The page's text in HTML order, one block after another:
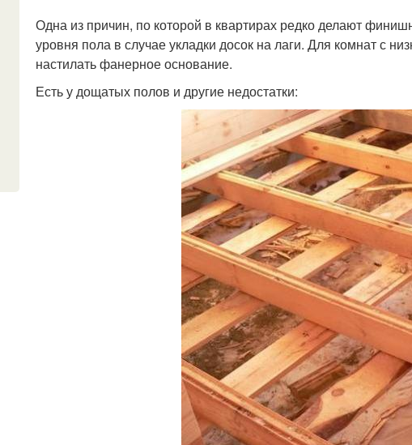
Одна из причин, по которой в квартирах редко делают
уровня пола в случае укладки досок на лаги. Для комнат с
настилать фанерное основание.
Есть у дощатых полов и другие недостатки: